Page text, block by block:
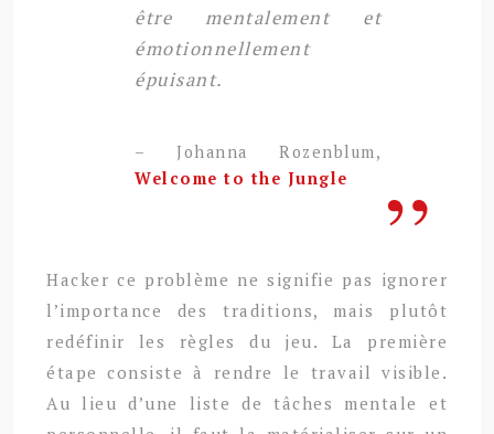
être mentalement et
émotionnellement
épuisant.
– Johanna Rozenblum,
Welcome to the Jungle
Hacker ce problème ne signifie pas ignorer
l’importance des traditions, mais plutôt
redéfinir les règles du jeu. La première
étape consiste à rendre le travail visible.
Au lieu d’une liste de tâches mentale et